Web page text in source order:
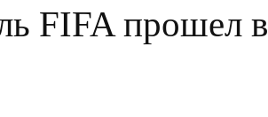
FIFA прошел в